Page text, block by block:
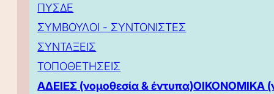
ΠΥΣΔΕ
ΣΥΜΒΟΥΛΟΙ - ΣΥΝΤΟΝΙΣΤΕΣ
ΣΥΝΤΑΞΕΙΣ
ΤΟΠΟΘΕΤΗΣΕΙΣ
ΑΔΕΙΕΣ (νομοθεσία & έντυπα)ΟΙΚΟΝΟΜΙΚΑ